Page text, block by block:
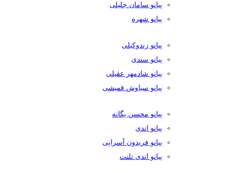
پیانو سامان جلیلی
پیانو شهره
پیانو زندوکیلی
پیانو سندی
پیانو شادمهر عقیلی
پیانو سیاوش قمیشی
پیانو محسن یگانه
پیانو اندی
پیانو فریدون آسرایی
پیانو اندی تلنت